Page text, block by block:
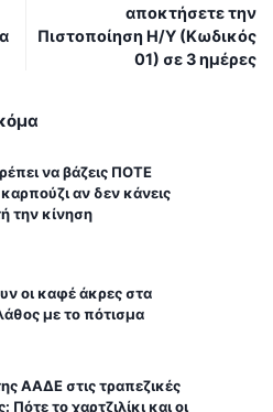
αποκτήσετε την
Πιστοποίηση Η/Υ (Κωδικός
01) σε 3 ημέρες
να βάζεις ΠΟΤΕ
αν δεν κάνεις
την κίνηση
οι καφέ άκρες στα
με το πότισμα
ΑΑΔΕ στις τραπεζικές
Πότε το χαρτζιλίκι και οι